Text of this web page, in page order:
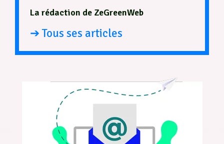
La rédaction de ZeGreenWeb
➔ Tous ses articles